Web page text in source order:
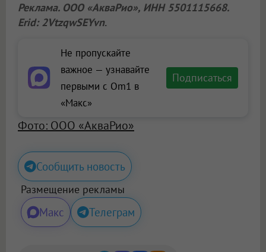
Реклама. ООО «АкваРио», ИНН 5501115668.
Erid: 2VtzqwSEYvn.
Не пропускайте
важное — узнавайте
первыми с Om1 в
«Макс»
Подписаться
Фото: ООО «АкваРио»
Сообщить новость
Размещение рекламы
Макс Телеграм